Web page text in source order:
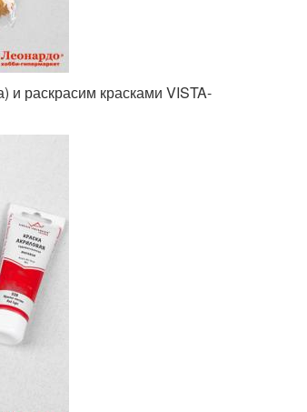
и раскрасим красками VISTA-